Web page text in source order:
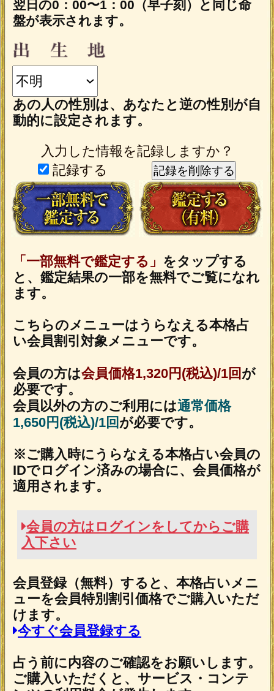
テレシスネットワーク株式会社は、
ご入力いただいた情報を、占いサー
ビスを提供するためにのみ使用し、
情報の蓄積を行ったり、他の目的で
使用することはありません。ご利用
の際は、当社「
に同意の上、必要事項をご入力くだ
さい。
動作環境
この占い番組は、次の環境でご利用く
ださい。
＜OS＞
Android 5.0以降
＜ブラウザ＞
OSに標準搭載されているブラウザ。
※JavaScriptの設定をオンにしてご利用
ください。
トップページに戻る
NEW新着占い
新着リリース占いコンテンツ
2026年8月6日リリース
名×暦で現実掌握≪国賓/各界VIPも命託す的
中奥儀≫鳥海式天命術
2026年8月3日リリース
魂の本音が聴こえる！【運命結びの奇跡霊
札】心の奥底視抜く◆魂唯タロット
2026年7月30日リリース
ダウジング｜英国認定◆プロ25年“運命ビ
タ当て”マリーの高精度鑑定